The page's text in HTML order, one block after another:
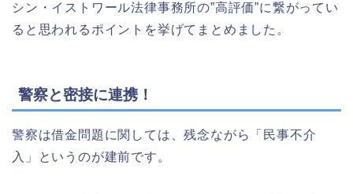
シン・イストワール法律事務所の”高評価”に繋がってい
ると思われるポイントを挙げてまとめました。
警察と密接に連携！
警察は借金問題に関しては、残念ながら「民事不介
入」というのが建前です。